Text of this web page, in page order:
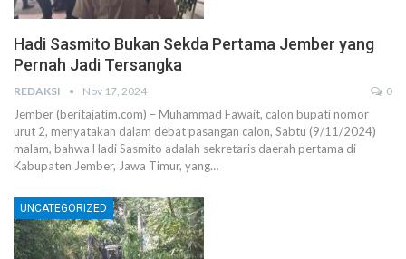
Hadi Sasmito Bukan Sekda Pertama Jember yang
Pernah Jadi Tersangka
REDAKSI Nov 17, 2024 0
Jember (beritajatim.com) – Muhammad Fawait, calon bupati nomor
urut 2, menyatakan dalam debat pasangan calon, Sabtu (9/11/2024)
malam, bahwa Hadi Sasmito adalah sekretaris daerah pertama di
Kabupaten Jember, Jawa Timur, yang…
UNCATEGORIZED